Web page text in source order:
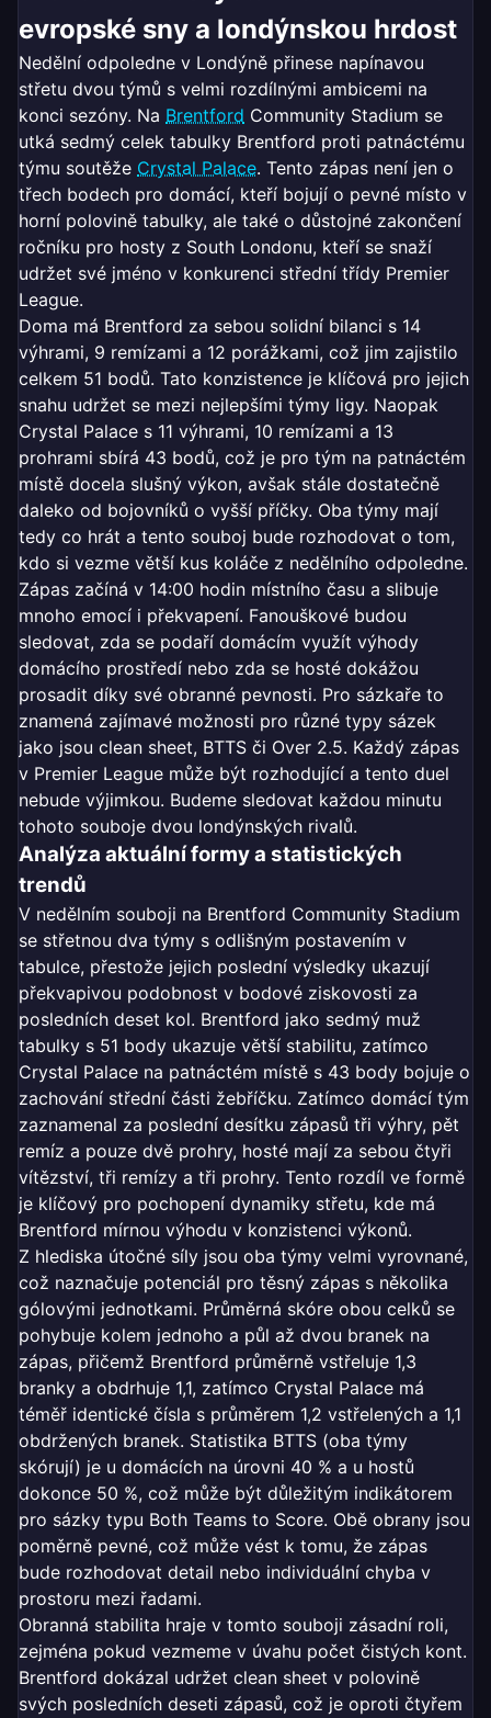
evropské sny a londýnskou hrdost
Nedělní odpoledne v Londýně přinese napínavou
střetu dvou týmů s velmi rozdílnými ambicemi na
konci sezóny. Na Brentford Community Stadium se
utká sedmý celek tabulky Brentford proti patnáctému
týmu soutěže Crystal Palace. Tento zápas není jen o
třech bodech pro domácí, kteří bojují o pevné místo v
horní polovině tabulky, ale také o důstojné zakončení
ročníku pro hosty z South Londonu, kteří se snaží
udržet své jméno v konkurenci střední třídy Premier
League.
Doma má Brentford za sebou solidní bilanci s 14
výhrami, 9 remízami a 12 porážkami, což jim zajistilo
celkem 51 bodů. Tato konzistence je klíčová pro jejich
snahu udržet se mezi nejlepšími týmy ligy. Naopak
Crystal Palace s 11 výhrami, 10 remízami a 13
prohrami sbírá 43 bodů, což je pro tým na patnáctém
místě docela slušný výkon, avšak stále dostatečně
daleko od bojovníků o vyšší příčky. Oba týmy mají
tedy co hrát a tento souboj bude rozhodovat o tom,
kdo si vezme větší kus koláče z nedělního odpoledne.
Zápas začíná v 14:00 hodin místního času a slibuje
mnoho emocí i překvapení. Fanouškové budou
sledovat, zda se podaří domácím využít výhody
domácího prostředí nebo zda se hosté dokážou
prosadit díky své obranné pevnosti. Pro sázkaře to
znamená zajímavé možnosti pro různé typy sázek
jako jsou clean sheet, BTTS či Over 2.5. Každý zápas
v Premier League může být rozhodující a tento duel
nebude výjimkou. Budeme sledovat každou minutu
tohoto souboje dvou londýnských rivalů.
Analýza aktuální formy a statistických
trendů
V nedělním souboji na Brentford Community Stadium
se střetnou dva týmy s odlišným postavením v
tabulce, přestože jejich poslední výsledky ukazují
překvapivou podobnost v bodové ziskovosti za
posledních deset kol. Brentford jako sedmý muž
tabulky s 51 body ukazuje větší stabilitu, zatímco
Crystal Palace na patnáctém místě s 43 body bojuje o
zachování střední části žebříčku. Zatímco domácí tým
zaznamenal za poslední desítku zápasů tři výhry, pět
remíz a pouze dvě prohry, hosté mají za sebou čtyři
vítězství, tři remízy a tři prohry. Tento rozdíl ve formě
je klíčový pro pochopení dynamiky střetu, kde má
Brentford mírnou výhodu v konzistenci výkonů.
Z hlediska útočné síly jsou oba týmy velmi vyrovnané,
což naznačuje potenciál pro těsný zápas s několika
gólovými jednotkami. Průměrná skóre obou celků se
pohybuje kolem jednoho a půl až dvou branek na
zápas, přičemž Brentford průměrně vstřeluje 1,3
branky a obdrhuje 1,1, zatímco Crystal Palace má
téměř identické čísla s průměrem 1,2 vstřelených a 1,1
obdržených branek. Statistika BTTS (oba týmy
skórují) je u domácích na úrovni 40 % a u hostů
dokonce 50 %, což může být důležitým indikátorem
pro sázky typu Both Teams to Score. Obě obrany jsou
poměrně pevné, což může vést k tomu, že zápas
bude rozhodovat detail nebo individuální chyba v
prostoru mezi řadami.
Obranná stabilita hraje v tomto souboji zásadní roli,
zejména pokud vezmeme v úvahu počet čistých kont.
Brentford dokázal udržet clean sheet v polovině
svých posledních deseti zápasů, což je oproti čtyřem